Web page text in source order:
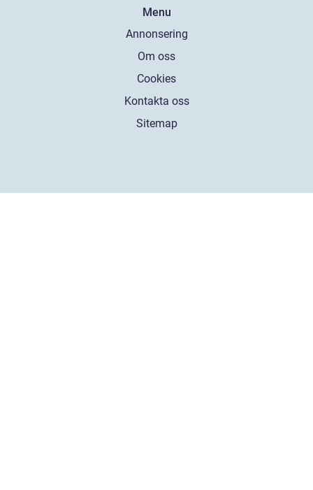
Menu
Annonsering
Om oss
Cookies
Kontakta oss
Sitemap